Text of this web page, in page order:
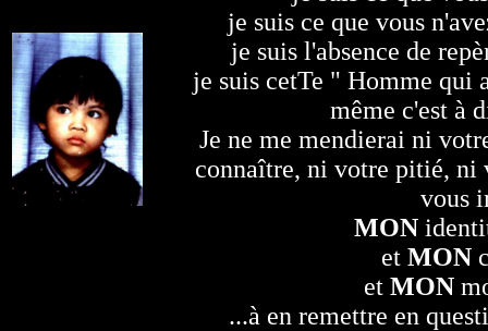
je suis ce que vous
je suis l'absence de
je suis cetTe " Homme qui
même c'est à
Je ne me mendierai ni
connaître, ni votre pitié, ni
vous
MON
et MON
et MON
...à en remettre en